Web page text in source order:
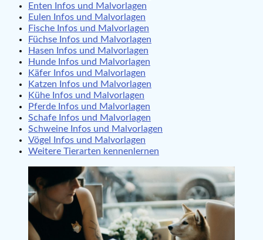
Enten Infos und Malvorlagen
Eulen Infos und Malvorlagen
Fische Infos und Malvorlagen
Füchse Infos und Malvorlagen
Hasen Infos und Malvorlagen
Hunde Infos und Malvorlagen
Käfer Infos und Malvorlagen
Katzen Infos und Malvorlagen
Kühe Infos und Malvorlagen
Pferde Infos und Malvorlagen
Schafe Infos und Malvorlagen
Schweine Infos und Malvorlagen
Vögel Infos und Malvorlagen
Weitere Tierarten kennenlernen